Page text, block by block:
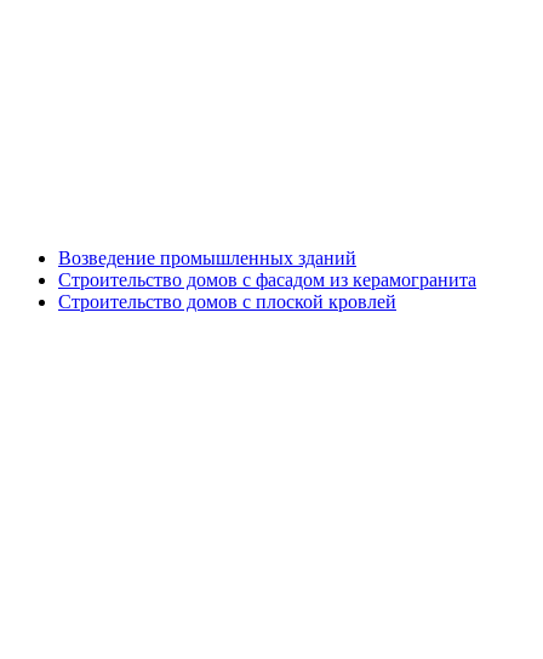
Возведение промышленных зданий
Строительство домов с фасадом из керамогранита
Строительство домов с плоской кровлей